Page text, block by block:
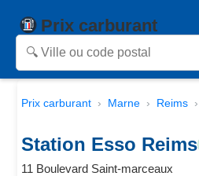
Prix carburant
Prix carburant Marne Reims
Station Esso Reims
11 Boulevard Saint-marceaux